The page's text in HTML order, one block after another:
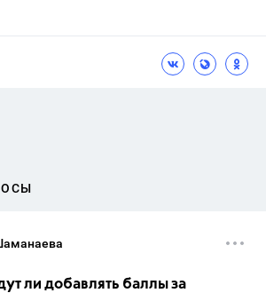
ли добавлять баллы за